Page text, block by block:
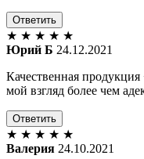
Ответить
★ ★ ★ ★ ★
Юрий Б 24.12.2021
Качественная
мой взгляд более чем
Ответить
★ ★ ★ ★ ★
Валерия 24.10.2021